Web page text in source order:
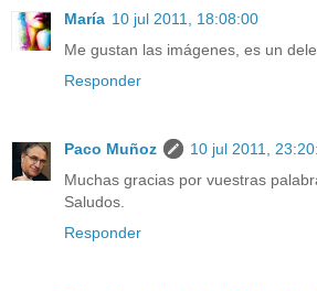
María 10 jul 2011, 18:08:00
Me gustan las imágenes, es un
Responder
Paco Muñoz
10 jul 2011,
Muchas gracias por vuestras
Saludos.
Responder